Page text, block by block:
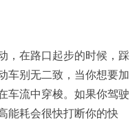
，在路口起步的时候，踩
车别无二致，当你想要加
车流中穿梭。如果你驾驶
能耗会很快打断你的快